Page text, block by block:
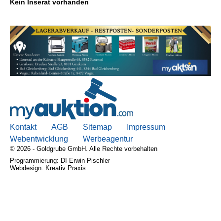
AGB, Nutzungsbedingungen
Impressum
Kein Inserat vorhanden
Kontakt AGB Sitemap
Impressum
Webentwicklung
Werbeagentur
© 2026 - Goldgrube GmbH. Alle Rechte vorbehalten
Programmierung: DI Erwin Pischler
Webdesign: Kreativ Praxis